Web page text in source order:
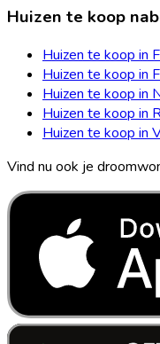
Huizen te koop
Huizen te koop in
Huizen te koop in
Huizen te koop in
Huizen te koop in
Huizen te koop in
Vind nu ook je